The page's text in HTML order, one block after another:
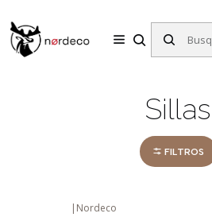
Inicio
Sillas
FILTROS
| Nordeco